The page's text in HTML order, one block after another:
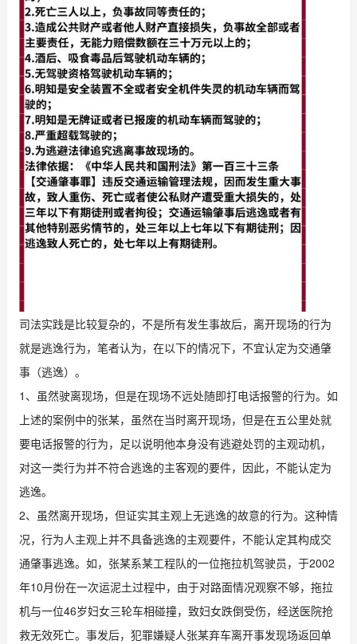
司法实践是比较复杂的，不是所有发生事故后，离开现场的行为
就是逃逸行为，笔者认为，在以下的情况下，不宜认定为交通肇
事（逃逸）。
1、虽然驶离现场，但是在现场不远处随即打电话报警的行为。如
上述的案例中的张某，虽然在当时离开现场，但是在五公里处就
要电话报警的行为，足以说明他本身没有逃避处罚的主观动机，
对这一类行为并不符合逃逸的主客观的要件，因此，不能认定为
逃逸。
2、虽然离开现场，但证实其主观上无逃逸的故意的行为。这种情
况，行为人主观上并不具备逃逸的主观要件，不能认定其构成交
通肇事逃逸。如，张某系某工程队的一位拖拉机驾驶员，于2002
年10月份在一次运泥土过程中，由于对路面情况观察不够，拖拉
机与一位46岁妇女三轮车相碰撞，致妇女跌倒受伤，经送医院抢
救无效死亡。事发后，犯罪嫌疑人张某弃车离开事发现场返回单